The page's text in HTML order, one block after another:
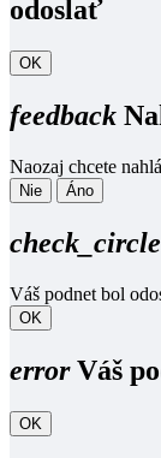
odoslať
OK
feedback
Naozaj chcete
Nie Áno
check_circle
Váš podnet bol
OK
errorVáš
OK